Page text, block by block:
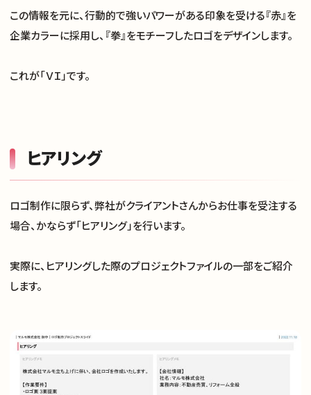
この情報を元に、行動的で強いパワーがある印象を受ける『赤』を
企業カラーに採用し、『拳』をモチーフしたロゴをデザインします。
これが「ＶＩ」です。
ヒアリング
ロゴ制作に限らず、弊社がクライアントさんからお仕事を受注する
場合、かならず「ヒアリング」を行います。
実際に、ヒアリングした際のプロジェクトファイルの一部をご紹介
します。